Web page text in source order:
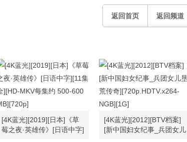
返回首页 返回频道
[4K蓝光][2019][日本]《草
莓之夜·英雄传》[日语中字]
[4K蓝光][2012][BTV档案]
[新中国妇女纪事_兵团女儿